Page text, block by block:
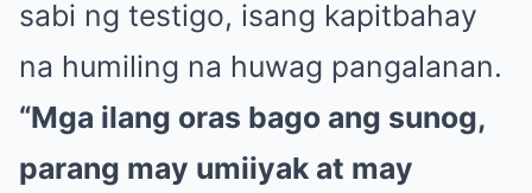
sabi ng testigo, isang kapitbahay
na humiling na huwag pangalanan.
“Mga ilang oras bago ang sunog,
parang may umiiyak at may